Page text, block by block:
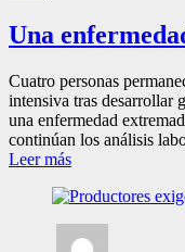
Una
Cuatro personas
intensiva tras desarrollar
una enfermedad
continúan los análisis
Leer más